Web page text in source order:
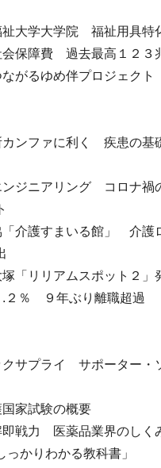
祉大学大学院 福祉用具特
会保障費 過去最高１２３
がるゆめ伴プロジェクト
カンファに利く 疾患の基
ンジニアリング コロナ禍
「介護すまいる館」 介護
「リリアムスポット２」
.２％ ９年ぶり離職超過
クサプライ サポーター・
家試験の概要
即戦力 医薬品業界のしく
っかりわかる教科書」